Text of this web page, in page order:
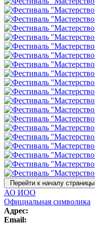
Перейти к началу страницы
АО ИОО
Официальная символика
Адрес:
Email: